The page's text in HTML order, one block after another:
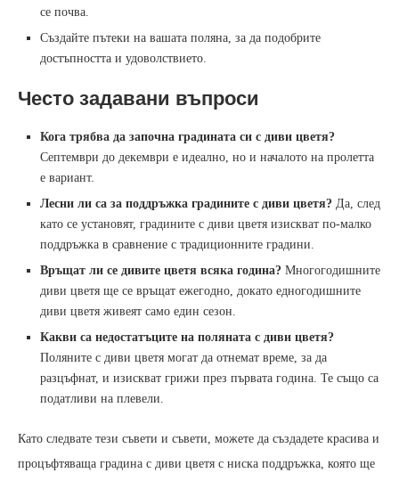
се почва.
Създайте пътеки на вашата поляна, за да подобрите
достъпността и удоволствието.
Често задавани въпроси
Кога трябва да започна градината си с диви цветя?
Септември до декември е идеално, но и началото на пролетта
е вариант.
Лесни ли са за поддръжка градините с диви цветя? Да, след
като се установят, градините с диви цветя изискват по-малко
поддръжка в сравнение с традиционните градини.
Връщат ли се дивите цветя всяка година? Многогодишните
диви цветя ще се връщат ежегодно, докато едногодишните
диви цветя живеят само един сезон.
Какви са недостатъците на поляната с диви цветя?
Поляните с диви цветя могат да отнемат време, за да
разцъфнат, и изискват грижи през първата година. Те също са
податливи на плевели.
Като следвате тези съвети и съвети, можете да създадете красива и
процъфтяваща градина с диви цветя с ниска поддръжка, която ще